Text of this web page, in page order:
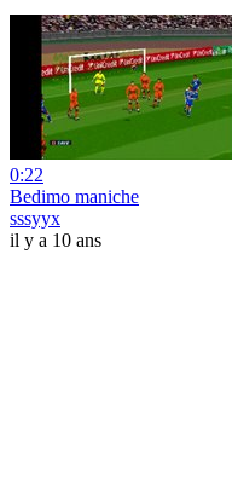
0:22
Bedimo maniche
sssyyx
il y a 10 ans